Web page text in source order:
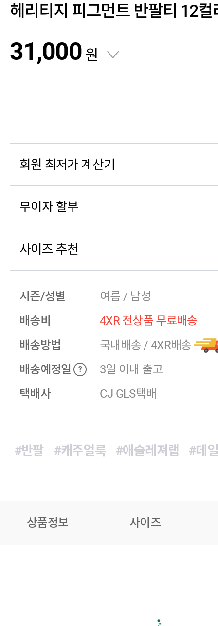
헤리티지 피그먼트 반팔티 12컬
31,000 원
회원 최저가 계산기
무이자 할부
사이즈 추천
시즌/성별
여름 / 남성
배송비
4XR 전상품 무료배송
배송방법
국내배송 / 4XR배송
배송예정일
?
3일 이내 출고
택배사
CJ GLS택배
#반팔 #캐주얼룩 #애슬레져랩 #데
상품정보 사이즈